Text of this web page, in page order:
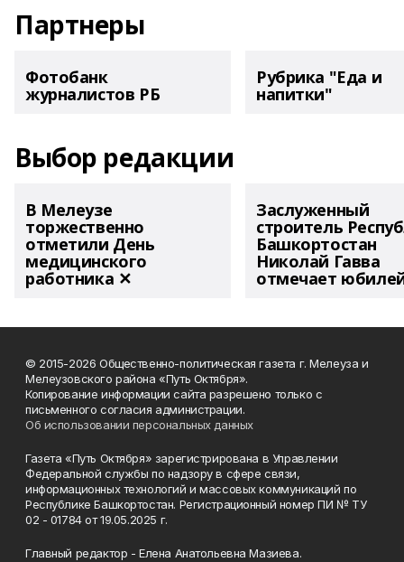
Партнеры
Фотобанк
журналистов РБ
Рубрика "Еда и
напитки"
Выбор редакции
В Мелеузе
торжественно
отметили День
медицинского
работника ✕
Заслуженный
строитель
Башкортостан
Николай Гавва
отмечает
© 2015-2026 Общественно-политическая газета г. Мелеуза и
Мелеузовского района «Путь Октября».
Копирование информации сайта разрешено только с
письменного согласия администрации.
Об использовании персональных данных
Газета «Путь Октября» зарегистрирована в Управлении
Федеральной службы по надзору в сфере связи,
информационных технологий и массовых коммуникаций по
Республике Башкортостан. Регистрационный номер ПИ № ТУ
02 - 01784 от 19.05.2025 г.
Главный редактор - Елена Анатольевна Мазиева.